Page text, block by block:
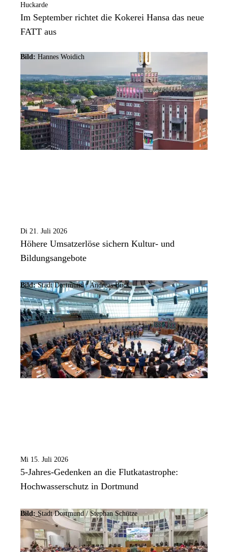
Huckarde
Im September richtet die Kokerei Hansa das neue
FATT aus
Bild: Hannes Woidich
Di 21. Juli 2026
Höhere Umsatzerlöse sichern Kultur- und
Bildungsangebote
Bild:Stadt Dortmund /Andreas Buck
Mi 15. Juli 2026
5-Jahres-Gedenken an die Flutkatastrophe:
Hochwasserschutz in Dortmund
Bild:Stadt Dortmund / Stephan Schütze